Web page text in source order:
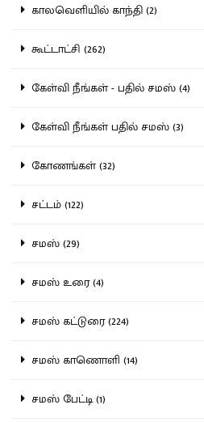
காலவெளியில் காந்தி (2)
கூட்டாட்சி (262)
கேள்வி நீங்கள் - பதில் சமஸ் (4)
கேள்வி நீங்கள் பதில் சமஸ் (3)
கோணங்கள் (32)
சட்டம் (122)
சமஸ் (29)
சமஸ் உரை (4)
சமஸ் கட்டுரை (224)
சமஸ் காணொளி (14)
சமஸ் பேட்டி (1)